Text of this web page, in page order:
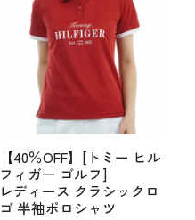
【40％OFF】[トミー ヒル
フィガー ゴルフ]
レディース クラシックロ
ゴ 半袖ポロシャツ